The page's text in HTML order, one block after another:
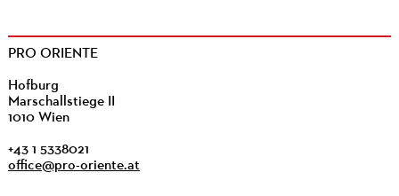
PRO ORIENTE
Hofburg
Marschallstiege II
1010 Wien
+43 1 5338021
office@pro-oriente.at